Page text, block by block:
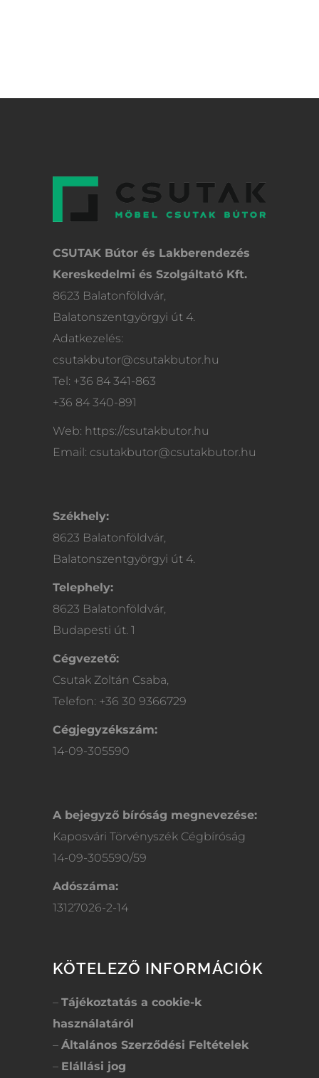
CSUTAK Bútor és Lakberendezés
Kereskedelmi és Szolgáltató Kft.
8623 Balatonföldvár,
Balatonszentgyörgyi út 4.
Adatkezelés:
csutakbutor@csutakbutor.hu
Tel: +36 84 341-863
+36 84 340-891
Web: https://csutakbutor.hu
Email: csutakbutor@csutakbutor.hu
Székhely:
8623 Balatonföldvár,
Balatonszentgyörgyi út 4.
Telephely:
8623 Balatonföldvár,
Budapesti út. 1
Cégvezető:
Csutak Zoltán Csaba,
Telefon: +36 30 9366729
Cégjegyzékszám:
14-09-305590
A bejegyző bíróság megnevezése:
Kaposvári Törvényszék Cégbíróság
14-09-305590/59
Adószáma:
13127026-2-14
KÖTELEZŐ INFORMÁCIÓK
– Tájékoztatás a cookie-k
használatáról
– Általános Szerződési Feltételek
– Elállási jog